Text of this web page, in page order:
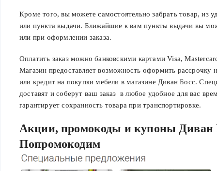
Кроме того, вы можете самостоятельно забрать товар, из
или пункта выдачи. Ближайшие к вам пункты выдачи вы
или при оформлении заказа.
Оплатить заказ можно банковскими картами Visa,
Магазин предоставляет возможность оформить рассрочку
или кредит на покупки мебели в магазине Диван Босс.
доставят и соберут ваш заказ в любое удобное для вас
гарантирует сохранность товара при транспортировке.
Акции, промокоды и купоны Диван
Попромокодим